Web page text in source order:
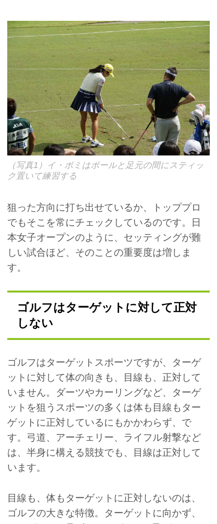
（写真1）イ・ボミはボールと足元の間にスティッ
ク置いて練習する
狙った方向に打ち出せているか、トッププロ
でもそこを常にチェックしているのです。日
本女子オープンのように、セッティングが難
しい試合ほど、そのことの重要度は増しま
す。
ゴルフはターゲットに対して正対
しない
ゴルフはターゲットスポーツですが、ターゲ
ットに対して体の向きも、目線も、正対して
いません。ダーツやカーリングなど、ターゲ
ットを狙うスポーツの多くは体も目線もター
ゲットに正対しているにもかかわらず、で
す。弓道、アーチェリー、ライフル射撃など
は、半身に構える競技でも、目線は正対して
います。
目線も、体もターゲットに正対しないのは、
ゴルフの大きな特徴。ターゲットに向かず、